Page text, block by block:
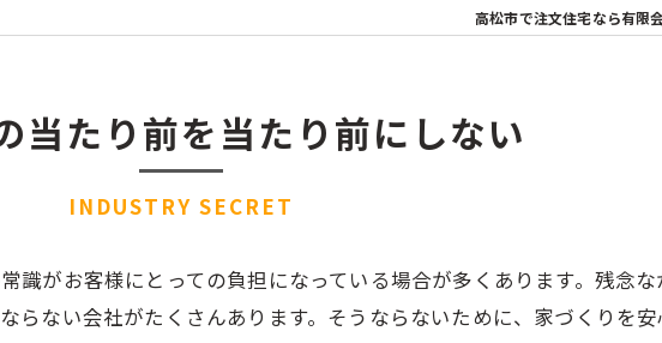
保
高松市で注文住宅なら有限
当たり前を当たり前にしない
INDUSTRY SECRET
識がお客様にとっての負担になっている場合が多くあります。残念
らない会社がたくさんあります。そうならないために、家づくりを